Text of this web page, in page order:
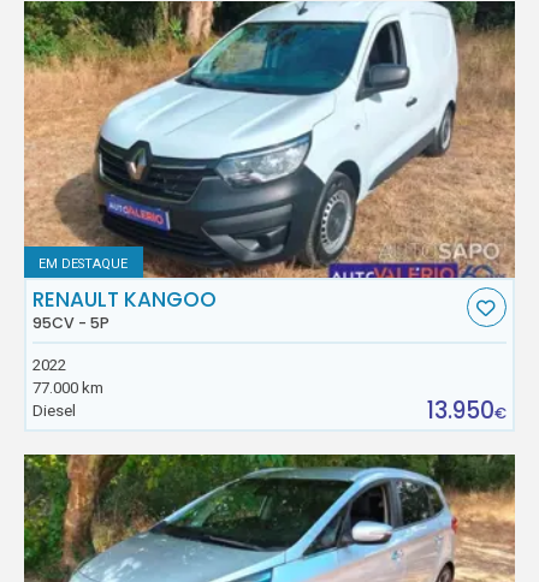
EM DESTAQUE
RENAULT KANGOO
95CV - 5P
2022
77.000 km
Diesel
13.950€